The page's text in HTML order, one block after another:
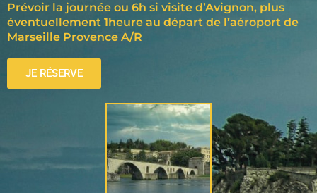
Prévoir la journée ou 6h si visite d’Avignon, plus
éventuellement 1heure au départ de l’aéroport de
Marseille Provence A/R
JE RÉSERVE